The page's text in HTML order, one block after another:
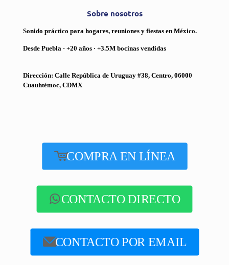
Sobre nosotros
Sonido práctico para hogares, reuniones y fiestas en México.
Desde Puebla · +20 años · +3.5M bocinas vendidas
Dirección: Calle República de Uruguay #38, Centro, 06000
Cuauhtémoc, CDMX
COMPRA EN LÍNEA
CONTACTO DIRECTO
CONTACTO POR EMAIL